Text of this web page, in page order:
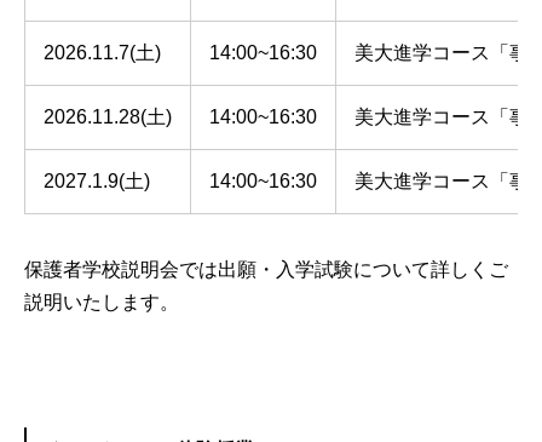
2026.11.7(土) 14:00~16:30 美大進学コース「事
2026.11.28(土) 14:00~16:30 美大進学コース「事
2027.1.9(土) 14:00~16:30 美大進学コース「事
保護者学校説明会では出願・入学試験について詳しくご
説明いたします。